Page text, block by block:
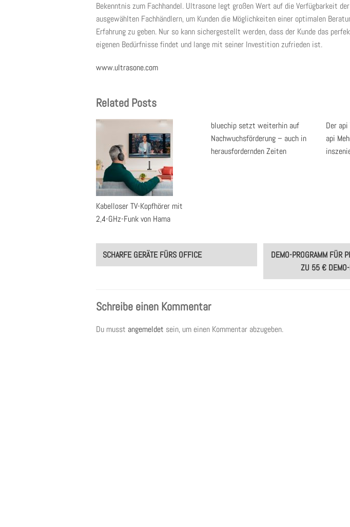
Bekenntnis zum Fachhandel. Ultrasone legt großen Wert auf die Verfügbarkeit
ausgewählten Fachhändlern, um Kunden die Möglichkeiten einer optimalen
Erfahrung zu geben. Nur so kann sichergestellt werden, dass der Kunde das
eigenen Bedürfnisse findet und lange mit seiner Investition zufrieden ist.
www.ultrasone.com
Related Posts
Kabelloser TV-Kopfhörer mit
2,4-GHz-Funk von Hama
bluechip setzt weiterhin auf
Nachwuchsförderung – auch in
herausfordernden Zeiten
Der
api
Post
navigation
SCHARFE GERÄTE FÜRS OFFICE
DEMO-PROGRAMM FÜR
ZU 55 € DEMO-
Schreibe einen Kommentar
Du musst angemeldet sein, um einen Kommentar abzugeben.